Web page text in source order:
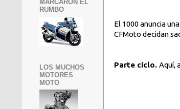
El 1000 anuncia
CFMoto decidan
Parte ciclo. Aquí,
MARCARON EL
RUMBO
LOS MUCHOS
MOTORES
MOTO